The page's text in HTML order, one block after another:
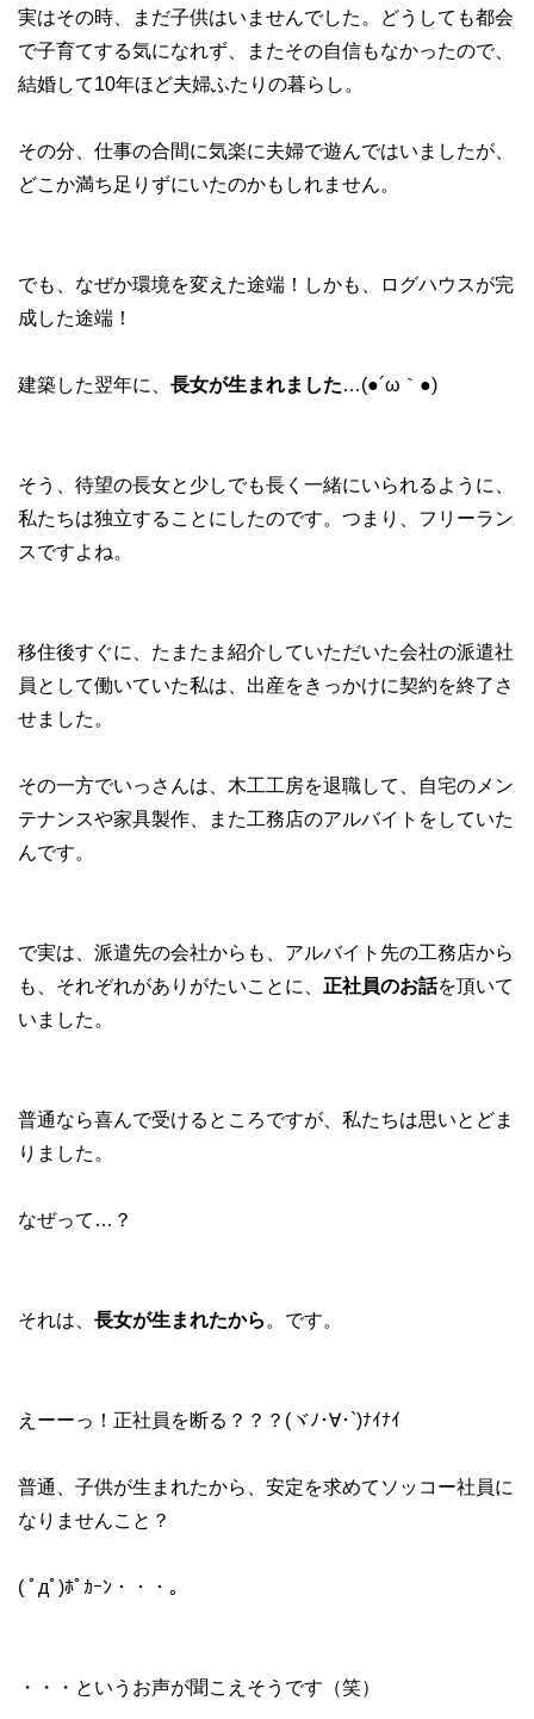
実はその時、まだ子供はいませんでした。どうしても都会
で子育てする気になれず、またその自信もなかったので、
結婚して10年ほど夫婦ふたりの暮らし。
その分、仕事の合間に気楽に夫婦で遊んではいましたが、
どこか満ち足りずにいたのかもしれません。
でも、なぜか環境を変えた途端！しかも、ログハウスが完
成した途端！
建築した翌年に、 長女が生まれました…(●´ω｀●)
そう、待望の長女と少しでも長く一緒にいられるように、
私たちは独立することにしたのです。つまり、フリーラン
スですよね。
移住後すぐに、たまたま紹介していただいた会社の派遣社
員として働いていた私は、出産をきっかけに契約を終了さ
せました。
その一方でいっさんは、木工工房を退職して、自宅のメン
テナンスや家具製作、また工務店のアルバイトをしていた
んです。
で実は、派遣先の会社からも、アルバイト先の工務店から
も、それぞれがありがたいことに、 正社員のお話を頂いて
いました。
普通なら喜んで受けるところですが、私たちは思いとどま
りました。
なぜって…？
それは、 長女が生まれたから 。です。
えーーっ！正社員を断る？？？(ヾﾉ･∀･`)ﾅｲﾅｲ
普通、子供が生まれたから、安定を求めてソッコー社員に
なりませんこと？
( ﾟдﾟ)ﾎﾟｶｰﾝ・・・。
・・・というお声が聞こえそうです（笑）